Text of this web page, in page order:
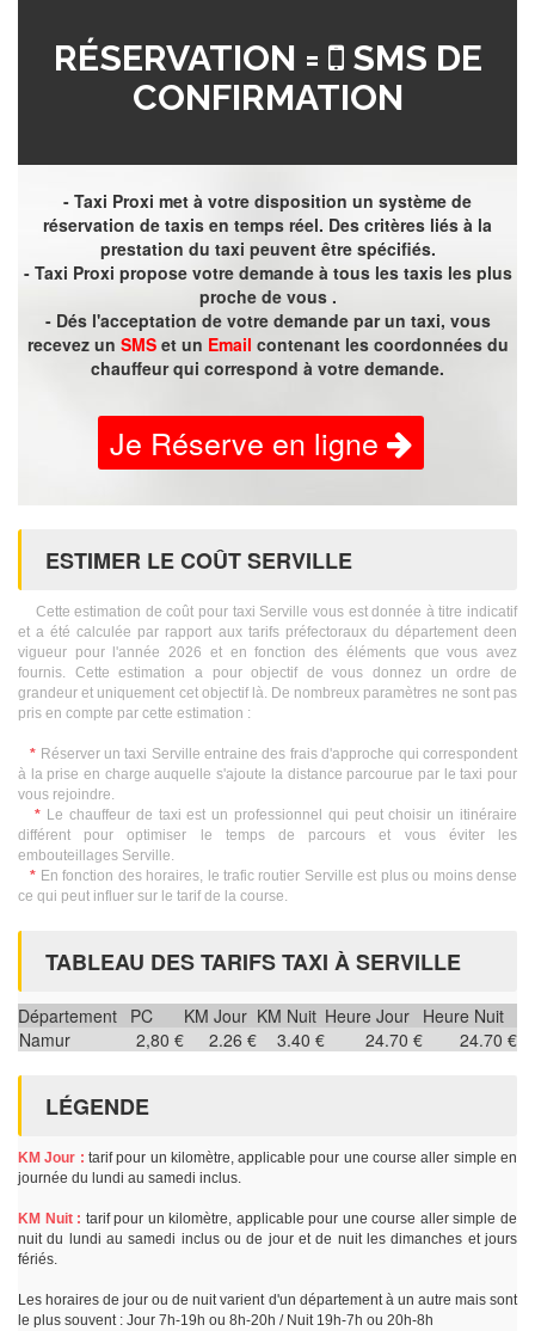
RÉSERVATION =
SMS DE
CONFIRMATION
- Taxi Proxi met à votre disposition un système de
réservation de taxis en temps réel. Des critères liés à la
prestation du taxi peuvent être spécifiés.
- Taxi Proxi propose votre demande à tous les taxis les plus
proche de vous .
- Dés l'acceptation de votre demande par un taxi, vous
recevez un SMSet un Email contenant les coordonnées du
chauffeur qui correspond à votre demande.
Je Réserve en ligne
ESTIMER LE COÛT SERVILLE
Cette estimation de coût pour taxi Serville vous est donnée à titre indicatif
et a été calculée par rapport aux tarifs préfectoraux du département deen
vigueur pour l'année 2026 et en fonction des éléments que vous avez
fournis. Cette estimation a pour objectif de vous donnez un ordre de
grandeur et uniquement cet objectif là. De nombreux paramètres ne sont pas
pris en compte par cette estimation :
* Réserver un taxi Serville entraine des frais d'approche qui correspondent
à la prise en charge auquelle s'ajoute la distance parcourue par le taxi pour
vous rejoindre.
* Le chauffeur de taxi est un professionnel qui peut choisir un itinéraire
différent pour optimiser le temps de parcours et vous éviter les
embouteillages Serville.
* En fonction des horaires, le trafic routier Serville est plus ou moins dense
ce qui peut influer sur le tarif de la course.
TABLEAU DES TARIFS TAXI À SERVILLE
Département PC KM Jour KM Nuit Heure Jour Heure Nuit
Namur
2,80 € 2.26 € 3.40 € 24.70 € 24.70 €
LÉGENDE
KM Jour : tarif pour un kilomètre, applicable pour une course aller simple en
journée du lundi au samedi inclus.
KM Nuit : tarif pour un kilomètre, applicable pour une course aller simple de
nuit du lundi au samedi inclus ou de jour et de nuit les dimanches et jours
fériés.
Les horaires de jour ou de nuit varient d'un département à un autre mais sont
le plus souvent : Jour 7h-19h ou 8h-20h / Nuit 19h-7h ou 20h-8h